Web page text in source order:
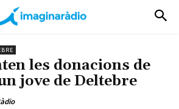
les donacions de
jove de Deltebre